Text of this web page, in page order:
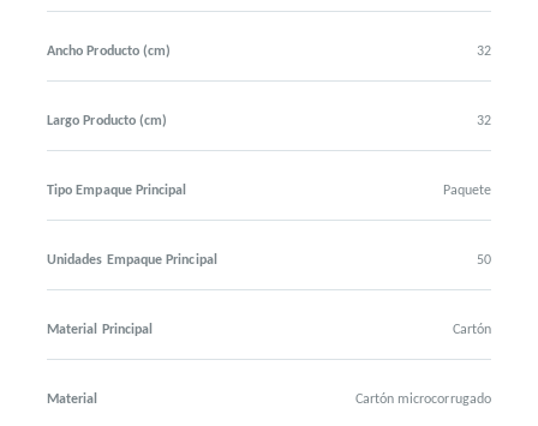
Ancho Producto (cm) 32
Largo Producto (cm) 32
Tipo Empaque Principal Paquete
Unidades Empaque Principal 50
Material Principal Cartón
Material Cartón microcorrugado